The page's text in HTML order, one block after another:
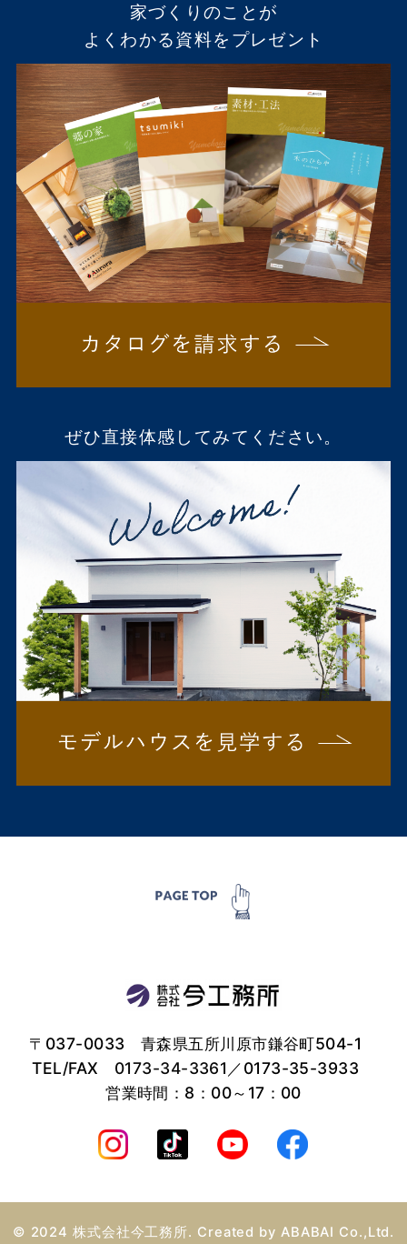
家づくりのことが
よくわかる資料をプレゼント
ぜひ直接体感してみてください。
〒037-0033 青森県五所川原市鎌谷町504-1
TEL/FAX 0173-34-3361 ／0173-35-3933
営業時間：8：00～17：00
© 2024 株式会社今工務所. Created by ABABAI Co.,Ltd.